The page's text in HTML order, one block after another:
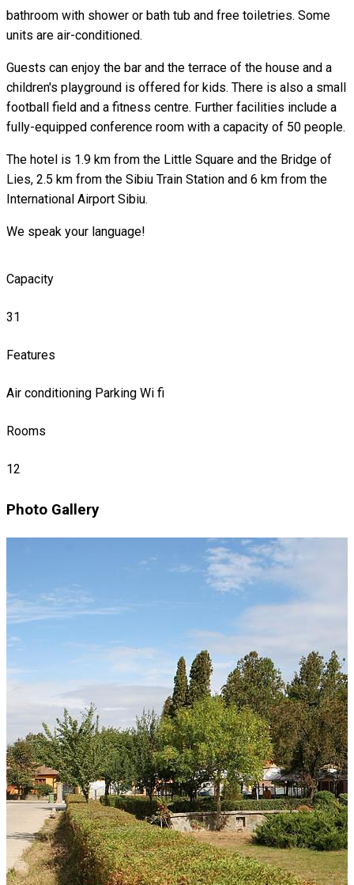
bathroom with shower or bath tub and free toiletries. Some
units are air-conditioned.
Guests can enjoy the bar and the terrace of the house and a
children's playground is offered for kids. There is also a small
football field and a fitness centre. Further facilities include a
fully-equipped conference room with a capacity of 50 people.
The hotel is 1.9 km from the Little Square and the Bridge of
Lies, 2.5 km from the Sibiu Train Station and 6 km from the
International Airport Sibiu.
We speak your language!
Capacity
31
Features
Air conditioning Parking Wi fi
Rooms
12
Photo Gallery